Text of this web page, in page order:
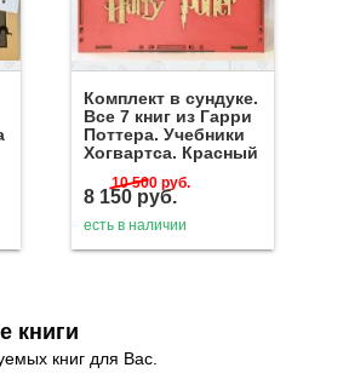
Комплект в сундуке.
Все 7 книг из Гарри
Поттера. Учебники
Хогвартса. Красный
10 500 руб.
8 150 руб.
есть в наличии
книги
книг для Вас.